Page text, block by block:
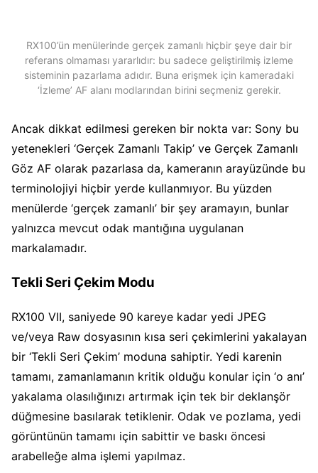
RX100’ün menülerinde gerçek zamanlı hiçbir şeye dair bir
referans olmaması yararlıdır: bu sadece geliştirilmiş izleme
sisteminin pazarlama adıdır. Buna erişmek için kameradaki
‘İzleme’ AF alanı modlarından birini seçmeniz gerekir.
Ancak dikkat edilmesi gereken bir nokta var: Sony bu
yetenekleri ‘Gerçek Zamanlı Takip’ ve Gerçek Zamanlı
Göz AF olarak pazarlasa da, kameranın arayüzünde bu
terminolojiyi hiçbir yerde kullanmıyor. Bu yüzden
menülerde ‘gerçek zamanlı’ bir şey aramayın, bunlar
yalnızca mevcut odak mantığına uygulanan
markalamadır.
Tekli Seri Çekim Modu
RX100 VII, saniyede 90 kareye kadar yedi JPEG
ve/veya Raw dosyasının kısa seri çekimlerini yakalayan
bir ‘Tekli Seri Çekim’ moduna sahiptir. Yedi karenin
tamamı, zamanlamanın kritik olduğu konular için ‘o anı’
yakalama olasılığınızı artırmak için tek bir deklanşör
düğmesine basılarak tetiklenir. Odak ve pozlama, yedi
görüntünün tamamı için sabittir ve baskı öncesi
arabelleğe alma işlemi yapılmaz.